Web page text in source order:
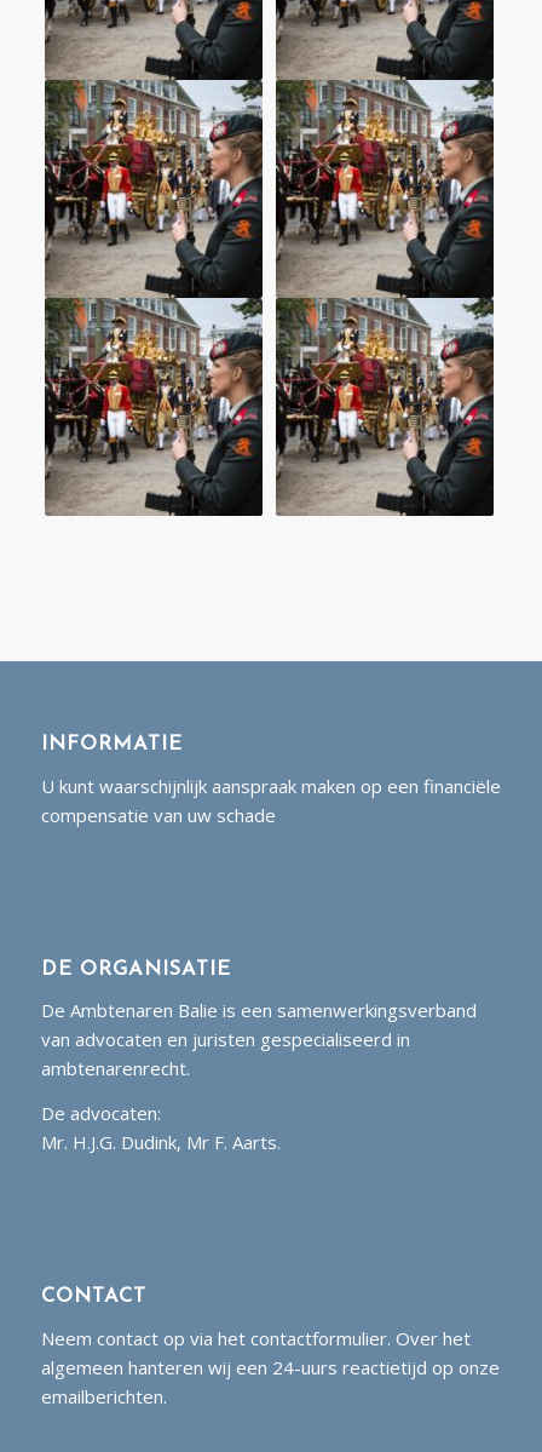
INFORMATIE
U kunt waarschijnlijk aanspraak maken op een financiële
compensatie van uw schade
DE ORGANISATIE
De Ambtenaren Balie is een samenwerkingsverband
van advocaten en juristen gespecialiseerd in
ambtenarenrecht.
De advocaten:
Mr. H.J.G. Dudink, Mr F. Aarts.
CONTACT
Neem contact op via het contactformulier. Over het
algemeen hanteren wij een 24-uurs reactietijd op onze
emailberichten.